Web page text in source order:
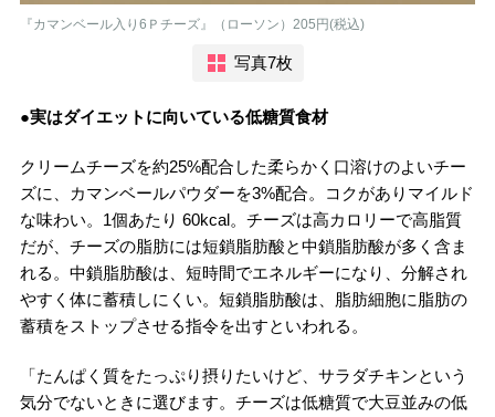
『カマンベール入り6Ｐチーズ』（ローソン）205円(税込)
写真7枚
●実はダイエットに向いている低糖質食材
クリームチーズを約25%配合した柔らかく口溶けのよいチー
ズに、カマンベールパウダーを3%配合。コクがありマイルド
な味わい。1個あたり 60kcal。チーズは高カロリーで高脂質
だが、チーズの脂肪には短鎖脂肪酸と中鎖脂肪酸が多く含ま
れる。中鎖脂肪酸は、短時間でエネルギーになり、分解され
やすく体に蓄積しにくい。短鎖脂肪酸は、脂肪細胞に脂肪の
蓄積をストップさせる指令を出すといわれる。
「たんぱく質をたっぷり摂りたいけど、サラダチキンという
気分でないときに選びます。チーズは低糖質で大豆並みの低